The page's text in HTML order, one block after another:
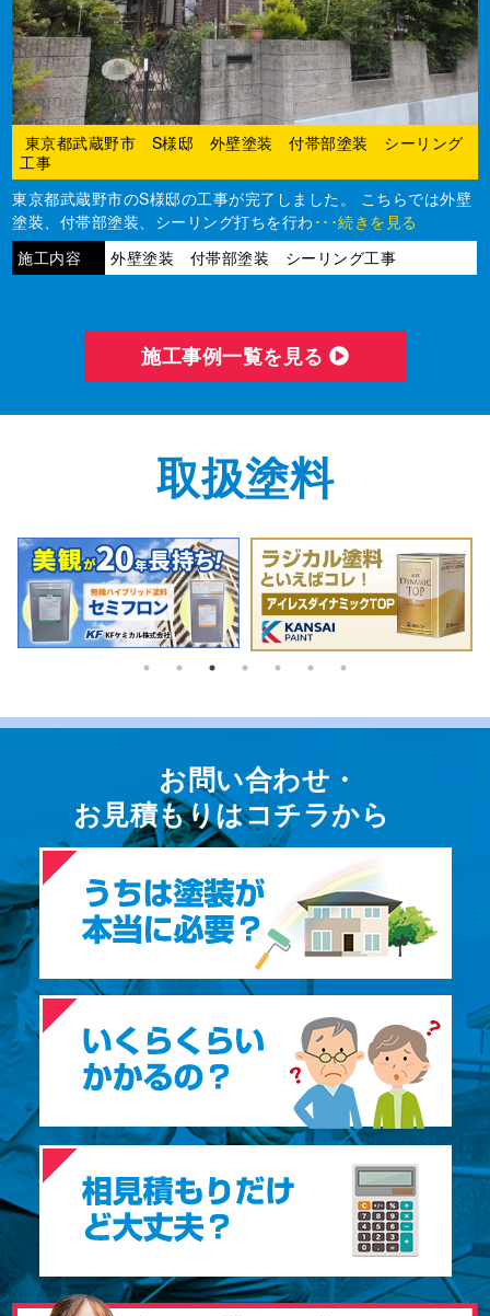
東京都武蔵野市 S様邸 外壁塗装 付帯部塗装 シーリング
工事
東京都武蔵野市のS様邸の工事が完了しました。 こちらでは外壁
塗装、付帯部塗装、シーリング打ちを行わ ･･･続きを見る
施工内容
外壁塗装 付帯部塗装 シーリング工事
施⼯事例⼀覧を⾒る
取扱塗料
お問い合わせ・
お⾒積もりはコチラから